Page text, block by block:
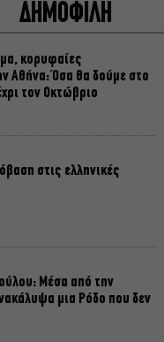
ΔΗΜΟΦΙΛΗ
κορυφαίες
Αθήνα: Όσα θα δούμε στο
τον Οκτώβριο
στις ελληνικές
Μέσα από την
μια Ρόδο που δεν